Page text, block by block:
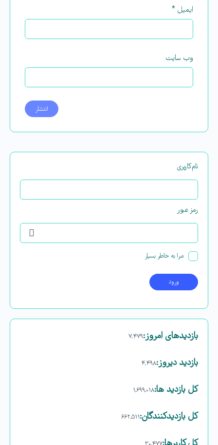
ایمیل *
وب‌ سایت
نام‌کاربری
رمز عبور
مرا به خاطر بسپار
بازدیدهای امروز:۷,۴۷۹
بازدید دیروز:۴,۴۹۸
کل بازدید ها:۱,۶۹۹,۰۱۸
کل بازدیدکنند‌گان:۶۶۲,۵۱۱